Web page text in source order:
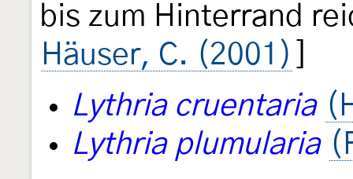
bis zum Hinterrand
Häuser, C. (2001)
Lythria cruentaria
Lythria plumularia